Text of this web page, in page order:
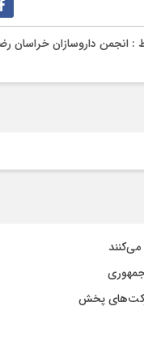
: انجمن داروسازان خراسان
شرکت‌های پخش